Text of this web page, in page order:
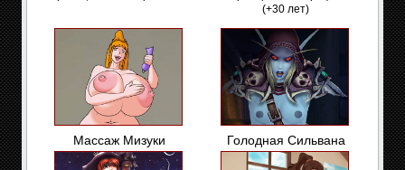
(+30 лет)
Массаж Мизуки Голодная Сильвана